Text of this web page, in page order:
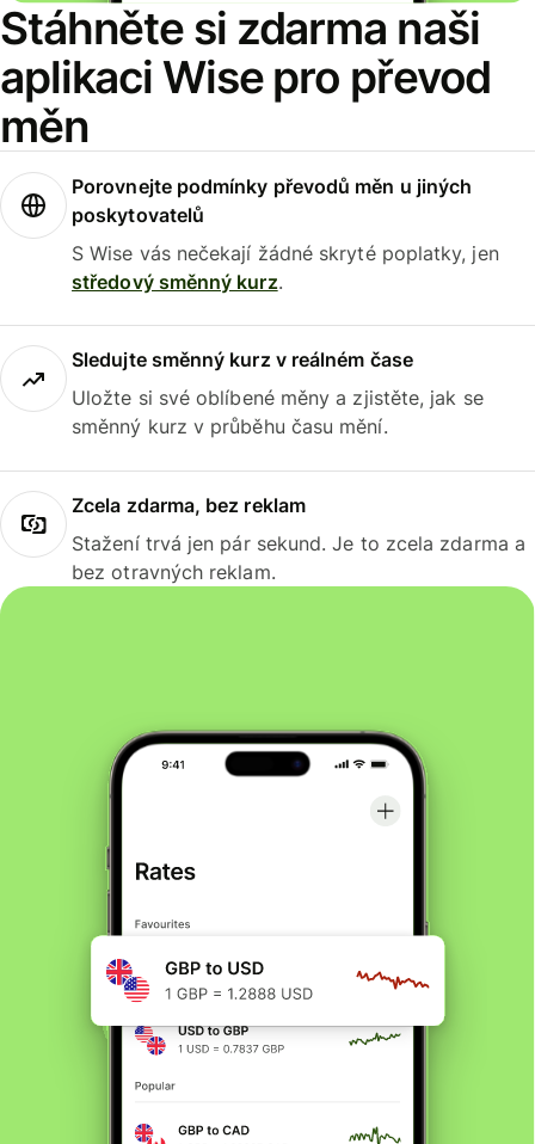
Stáhněte si zdarma naši
aplikaci Wise pro převod
měn
Porovnejte podmínky převodů měn u jiných
poskytovatelů
S Wise vás nečekají žádné skryté poplatky, jen
středový směnný kurz.
Sledujte směnný kurz v reálném čase
Uložte si své oblíbené měny a zjistěte, jak se
směnný kurz v průběhu času mění.
Zcela zdarma, bez reklam
Stažení trvá jen pár sekund. Je to zcela zdarma a
bez otravných reklam.